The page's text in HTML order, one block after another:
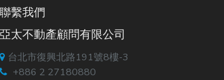
聯繫我們
亞太不動產顧問有限公司
台北市復興北路191號8樓-3
+886 2 27180880